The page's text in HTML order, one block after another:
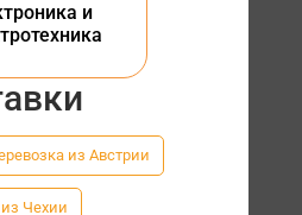
и
из Австрии
Чехии